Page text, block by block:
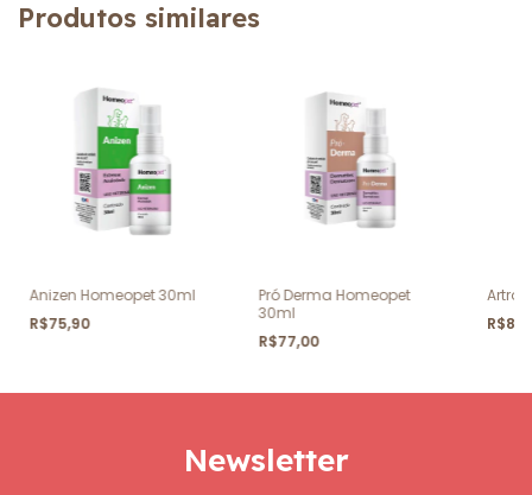
Produtos similares
Anizen Homeopet 30ml
R$75,90
Pró Derma Homeopet
30ml
R$77,00
Newsletter